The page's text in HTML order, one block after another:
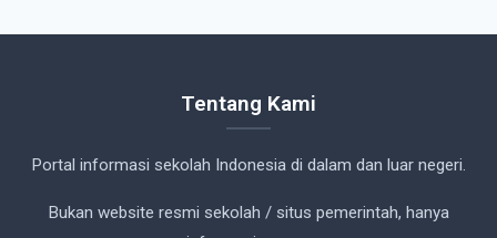
Tentang Kami
Portal informasi sekolah Indonesia di dalam dan luar negeri.
Bukan website resmi sekolah / situs pemerintah, hanya